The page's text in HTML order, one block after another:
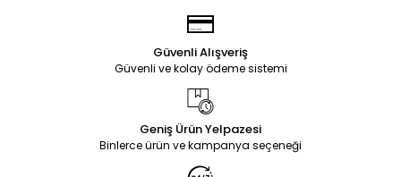
Güvenli Alışveriş
Güvenli ve kolay ödeme sistemi
Geniş Ürün Yelpazesi
Binlerce ürün ve kampanya seçeneği